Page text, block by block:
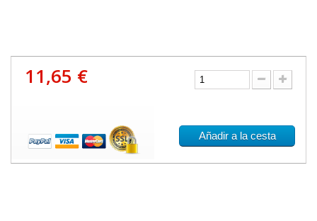
11,65 €
Añadir a la cesta